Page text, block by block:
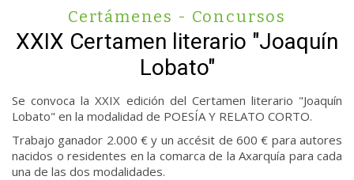
Certámenes - Concursos
XXIX Certamen literario "Joaquín
Lobato"
Se convoca la XXIX edición del Certamen literario "Joaquín
Lobato" en la modalidad de POESÍA Y RELATO CORTO.
Trabajo ganador 2.000 € y un accésit de 600 € para autores
nacidos o residentes en la comarca de la Axarquía para cada
una de las dos modalidades.